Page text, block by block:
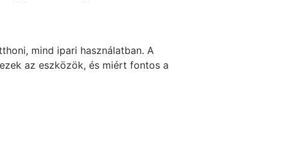
mind ipari használatban. A
az eszközök, és miért fontos a